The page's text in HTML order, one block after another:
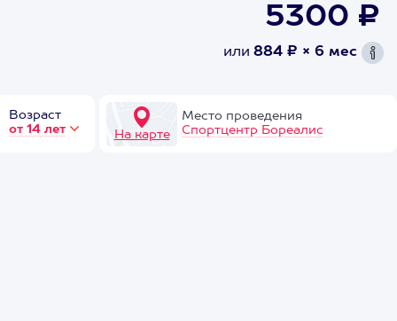
5300 ₽
или 884 ₽ × 6 мес
Возраст
от 14 лет
На карте
Место проведения
Спортцентр Бореалис